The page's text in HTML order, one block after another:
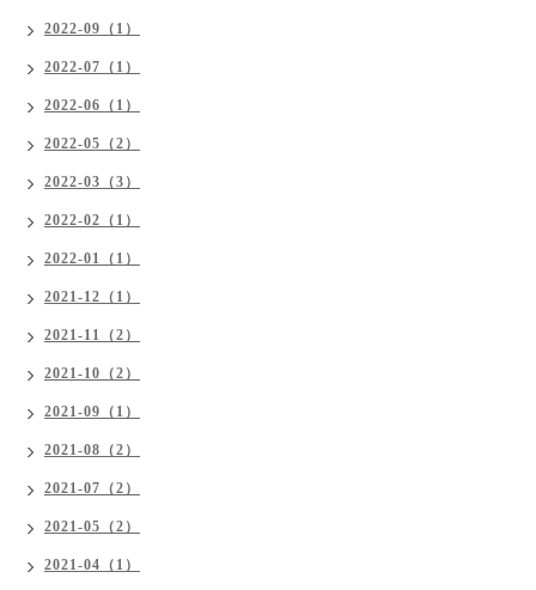
2022-09（1）
2022-07（1）
2022-06（1）
2022-05（2）
2022-03（3）
2022-02（1）
2022-01（1）
2021-12（1）
2021-11（2）
2021-10（2）
2021-09（1）
2021-08（2）
2021-07（2）
2021-05（2）
2021-04（1）